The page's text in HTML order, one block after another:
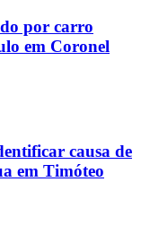
por carro
em Coronel
causa de
em Timóteo